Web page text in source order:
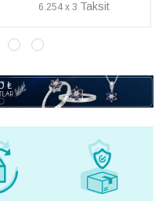
7.250 x 3